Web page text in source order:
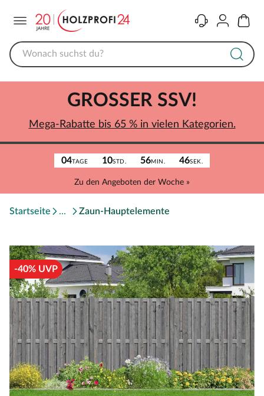
KontaktKonto
04TAGE 10STD. 56MIN. 46SEK.
Zu den Angeboten der Woche »
GROSSER SSV!
Mega-Rabatte bis 65 % in vielen Kategorien.
Startseite Zaun-Hauptelemente
-40% UVP